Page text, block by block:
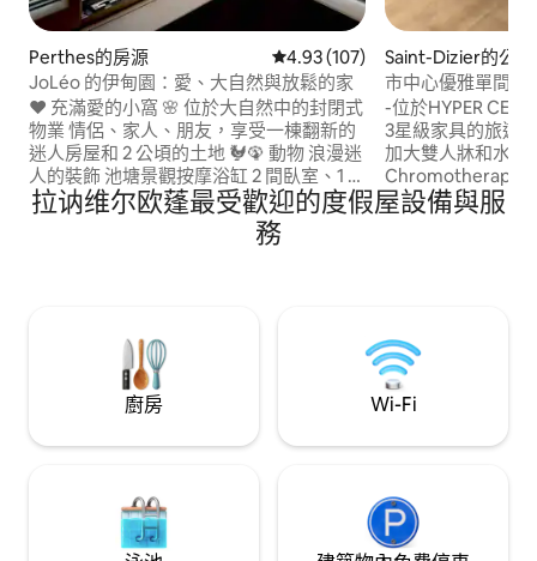
Perthes的房源 從 107 則評價中獲得 4.93 的平
4.93 (107)
JoLéo 的伊甸園：愛、大自然與放鬆的家
♥️ 充滿愛的小窩 🌸 位於大自然中的封閉式
物業 情侶、家人、朋友，享受一棟翻新的
迷人房屋和 2 公頃的土地 🐓🦚 動物 浪漫迷
人的裝飾 池塘景觀按摩浴缸 2 間臥室、1 間
浴室、廁所、設備齊全的廚房、客廳。 1
間可上鎖的情趣房，可應要求提供，無需
額外費用 設有影像監控的停車場 可欣賞私
Nancy，2.5 小時到 Paris
Saint-Dizier的公寓
市中心優雅單間公
-位於HYPER
3星級家具的旅遊
加大雙人牀和水力按摩
Chromotherapy
音機） -特大雙人牀，配有混合式牀墊
「EMMA」。 USB
拉讷维尔欧蓬最受歡迎的度假屋設備與服
務
廚房 Wi-Fi